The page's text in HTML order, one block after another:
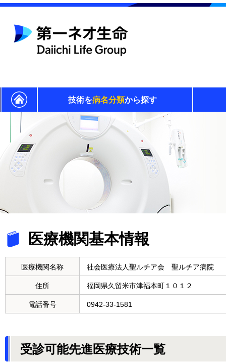
技術を病名分類から探す
医療機関基本情報
医療機関名称 社会医療法人聖ルチア会 聖ルチア病院
住所 福岡県久留米市津福本町１０１２
電話番号 0942-33-1581
受診可能先進医療技術一覧